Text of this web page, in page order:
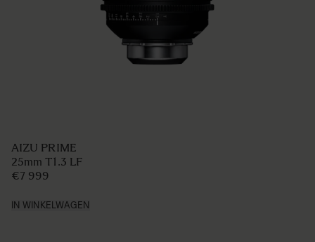
AIZU PRIME
25mm T1.3 LF
€7 999
IN WINKELWAGEN